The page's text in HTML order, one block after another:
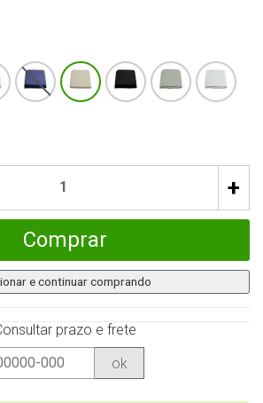
+
Comprar
e continuar comprando
prazo e frete
ok